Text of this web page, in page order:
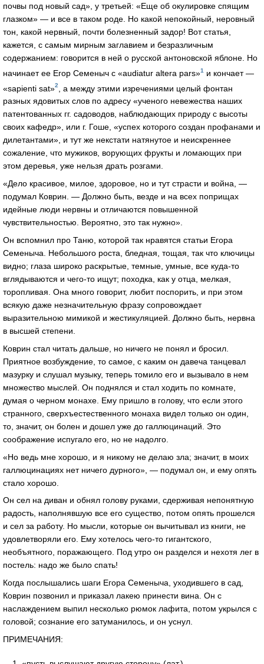
почвы под новый сад», у третьей: «Еще об окулировке спящим
глазком» — и все в таком роде. Но какой непокойный, неровный
тон, какой нервный, почти болезненный задор! Вот статья,
кажется, с самым мирным заглавием и безразличным
содержанием: говорится в ней о русской антоновской яблоне. Но
начинает ее Егор Семеныч с «audiatur altera pars»1
и кончает —
«sapienti sat»2
, а между этими изречениями целый фонтан
разных ядовитых слов по адресу «ученого невежества наших
патентованных гг. садоводов, наблюдающих природу с высоты
своих кафедр», или г. Гоше, «успех которого создан профанами и
дилетантами», и тут же некстати натянутое и неискреннее
сожаление, что мужиков, ворующих фрукты и ломающих при
этом деревья, уже нельзя драть розгами.
«Дело красивое, милое, здоровое, но и тут страсти и война, —
подумал Коврин. — Должно быть, везде и на всех поприщах
идейные люди нервны и отличаются повышенной
чувствительностью. Вероятно, это так нужно».
Он вспомнил про Таню, которой так нравятся статьи Егора
Семеныча. Небольшого роста, бледная, тощая, так что ключицы
видно; глаза широко раскрытые, темные, умные, все куда-то
вглядываются и чего-то ищут; походка, как у отца, мелкая,
торопливая. Она много говорит, любит поспорить, и при этом
всякую даже незначительную фразу сопровождает
выразительною мимикой и жестикуляцией. Должно быть, нервна
в высшей степени.
Коврин стал читать дальше, но ничего не понял и бросил.
Приятное возбуждение, то самое, с каким он давеча танцевал
мазурку и слушал музыку, теперь томило его и вызывало в нем
множество мыслей. Он поднялся и стал ходить по комнате,
думая о черном монахе. Ему пришло в голову, что если этого
странного, сверхъестественного монаха видел только он один,
то, значит, он болен и дошел уже до галлюцинаций. Это
соображение испугало его, но не надолго.
«Но ведь мне хорошо, и я никому не делаю зла; значит, в моих
галлюцинациях нет ничего дурного», — подумал он, и ему опять
стало хорошо.
Он сел на диван и обнял голову руками, сдерживая непонятную
радость, наполнявшую все его существо, потом опять прошелся
и сел за работу. Но мысли, которые он вычитывал из книги, не
удовлетворяли его. Ему хотелось чего-то гигантского,
необъятного, поражающего. Под утро он разделся и нехотя лег в
постель: надо же было спать!
Когда послышались шаги Егора Семеныча, уходившего в сад,
Коврин позвонил и приказал лакею принести вина. Он с
наслаждением выпил несколько рюмок лафита, потом укрылся с
головой; сознание его затуманилось, и он уснул.
ПРИМЕЧАНИЯ: